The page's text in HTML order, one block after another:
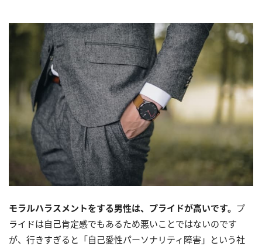
モラルハラスメントをする男性は、プライドが高いです。 プ
ライドは自己肯定感でもあるため悪いことではないのです
が、行きすぎると「自己愛性パーソナリティ障害」という社